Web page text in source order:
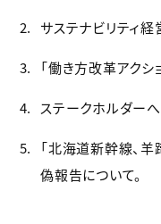
サステナビリティ経
「働き方改革アクシ
ステークホルダーへ
「北海道新幹線、羊
偽報告について。